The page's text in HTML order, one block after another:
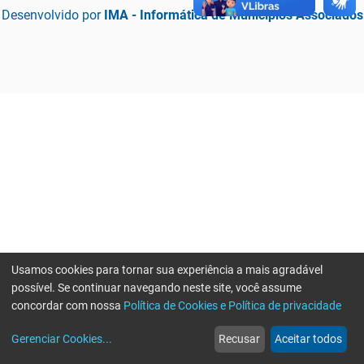
Desenvolvido por IMA - Informática de Municípios Associados
web
Notícias
more_horiz
Mais
Usamos cookies para tornar sua experiência a mais agradável
possível. Se continuar navegando neste site, você assume
concordar com nossa Política de Cookies e Política de privacidade
Gerenciar Cookies... Recusar Aceitar todos
Erro ao enviar informações, por favor tente novamente